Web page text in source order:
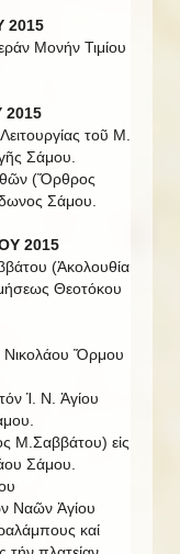
2015
Μονήν Τιμίου
2015
τοῦ Μ.
Σάμου.
(Ὄρθρος
Σάμου.
2015
(Ἀκολουθία
Θεοτόκου
Νικολάου Ὅρμου
Ἱ. Ν. Ἁγίου
Μ.Σαββάτου) εἰς
Σάμου.
Ναῶν Ἀγίου
καί